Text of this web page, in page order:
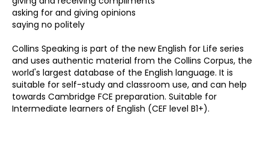
asking for and giving opinions
saying no politely
Collins Speaking is part of the new English for Life series
and uses authentic material from the Collins Corpus, the
world's largest database of the English language. It is
suitable for self-study and classroom use, and can help
towards Cambridge FCE preparation. Suitable for
Intermediate learners of English (CEF level B1+).